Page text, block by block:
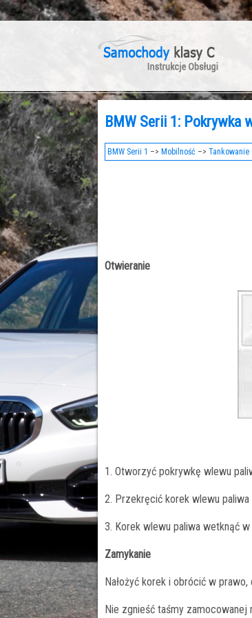
BMW Serii 1: Pokrywka
BMW Serii 1 –> Mobilność –> Tankowanie
Otwieranie
1. Otworzyć pokrywkę wlewu
2. Przekręcić korek wlewu
3. Korek wlewu paliwa wetknąć
Zamykanie
Nałożyć korek i obrócić w
Nie zgnieść taśmy